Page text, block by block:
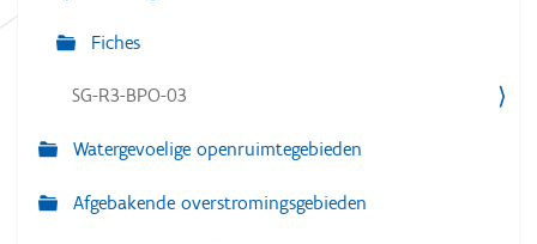
Fiches
SG-R3-BPO-03
Watergevoelige openruimtegebieden
Afgebakende overstromingsgebieden